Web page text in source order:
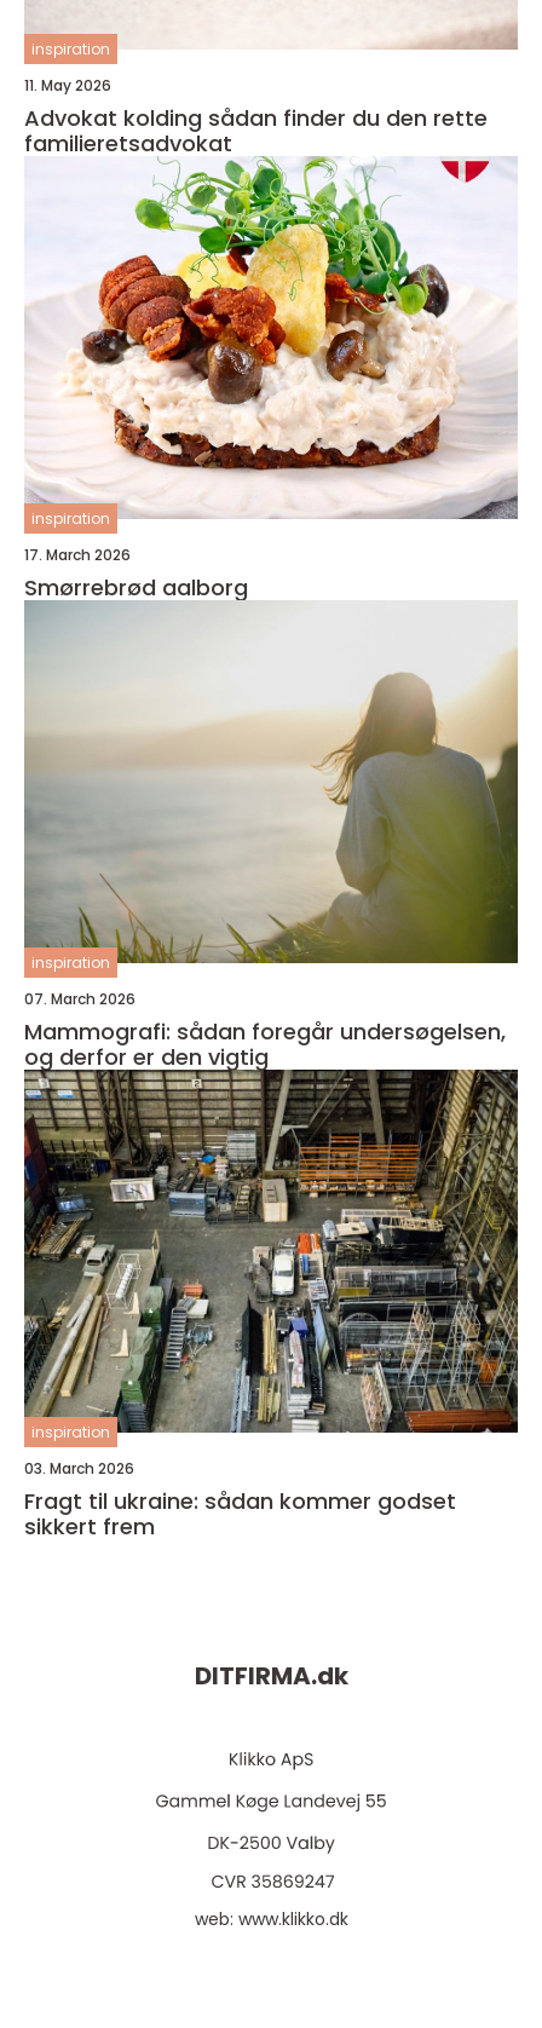
inspiration
11. May 2026
Advokat kolding sådan finder du den rette
familieretsadvokat
inspiration
17. March 2026
Smørrebrød aalborg
inspiration
07. March 2026
Mammografi: sådan foregår undersøgelsen,
og derfor er den vigtig
inspiration
03. March 2026
Fragt til ukraine: sådan kommer godset
sikkert frem
DITFIRMA.dk
web: www.klikko.dk